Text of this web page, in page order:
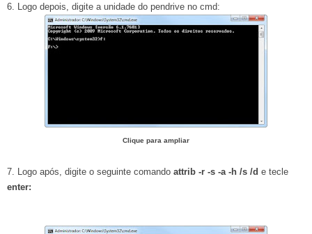
6. Logo depois, digite a unidade do pendrive no cmd:
Clique para ampliar
7. Logo após, digite o seguinte comando attrib -r -s -a -h /s /d e tecle
enter: